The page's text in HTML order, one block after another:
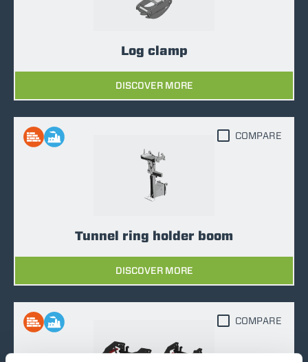
Log clamp
DISCOVER MORE
Tunnel ring holder boom
DISCOVER MORE
COMPARE
COMPARE